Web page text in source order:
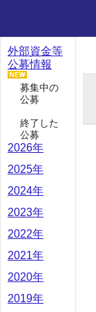
外部資金等
公募情報
募集中の
公募
終了した
公募
2026年
2025年
2024年
2023年
2022年
2021年
2020年
2019年